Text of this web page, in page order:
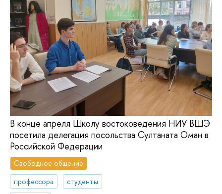
В конце апреля Школу востоковедения НИУ ВШЭ
посетила делегация посольства Султаната Оман в
Российской Федерации
Свободное общение
профессора
студенты